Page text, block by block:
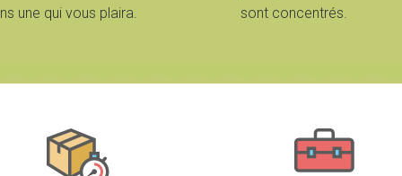
une qui vous plaira.
sont concentrés.